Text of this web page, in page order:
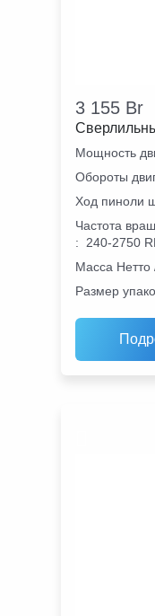
3 155 Br
Мощность
Обороты
Ход пиноли
Частота
: 240-2750
Масса Нетто
Размер